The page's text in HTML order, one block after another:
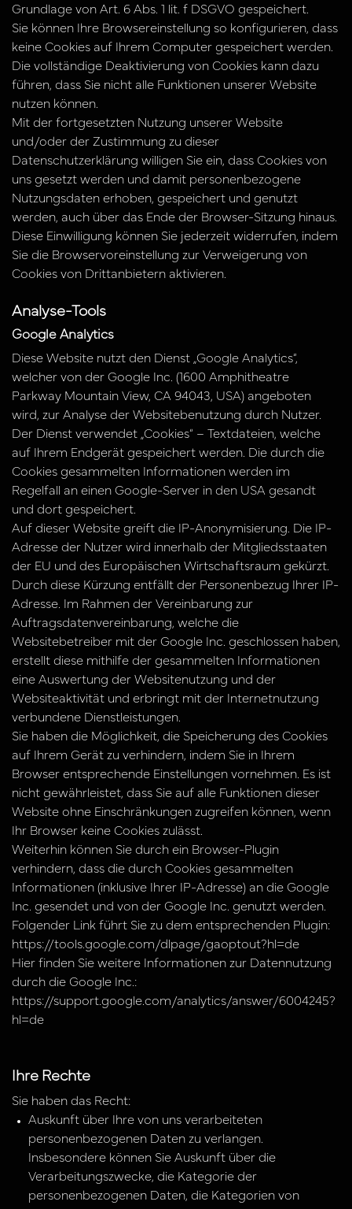
Grundlage von Art. 6 Abs. 1 lit. f DSGVO gespeichert.
Sie können Ihre Browsereinstellung so konfigurieren, dass
keine Cookies auf Ihrem Computer gespeichert werden.
Die vollständige Deaktivierung von Cookies kann dazu
führen, dass Sie nicht alle Funktionen unserer Website
nutzen können.
Mit der fortgesetzten Nutzung unserer Website
und/oder der Zustimmung zu dieser
Datenschutzerklärung willigen Sie ein, dass Cookies von
uns gesetzt werden und damit personenbezogene
Nutzungsdaten erhoben, gespeichert und genutzt
werden, auch über das Ende der Browser-Sitzung hinaus.
Diese Einwilligung können Sie jederzeit widerrufen, indem
Sie die Browservoreinstellung zur Verweigerung von
Cookies von Drittanbietern aktivieren.
Analyse-Tools
Google Analytics
Diese Website nutzt den Dienst „Google Analytics“,
welcher von der Google Inc. (1600 Amphitheatre
Parkway Mountain View, CA 94043, USA) angeboten
wird, zur Analyse der Websitebenutzung durch Nutzer.
Der Dienst verwendet „Cookies“ – Textdateien, welche
auf Ihrem Endgerät gespeichert werden. Die durch die
Cookies gesammelten Informationen werden im
Regelfall an einen Google-Server in den USA gesandt
und dort gespeichert.
Auf dieser Website greift die IP-Anonymisierung. Die IP-
Adresse der Nutzer wird innerhalb der Mitgliedsstaaten
der EU und des Europäischen Wirtschaftsraum gekürzt.
Durch diese Kürzung entfällt der Personenbezug Ihrer IP-
Adresse. Im Rahmen der Vereinbarung zur
Auftragsdatenvereinbarung, welche die
Websitebetreiber mit der Google Inc. geschlossen haben,
erstellt diese mithilfe der gesammelten Informationen
eine Auswertung der Websitenutzung und der
Websiteaktivität und erbringt mit der Internetnutzung
verbundene Dienstleistungen.
Sie haben die Möglichkeit, die Speicherung des Cookies
auf Ihrem Gerät zu verhindern, indem Sie in Ihrem
Browser entsprechende Einstellungen vornehmen. Es ist
nicht gewährleistet, dass Sie auf alle Funktionen dieser
Website ohne Einschränkungen zugreifen können, wenn
Ihr Browser keine Cookies zulässt.
Weiterhin können Sie durch ein Browser-Plugin
verhindern, dass die durch Cookies gesammelten
Informationen (inklusive Ihrer IP-Adresse) an die Google
Inc. gesendet und von der Google Inc. genutzt werden.
Folgender Link führt Sie zu dem entsprechenden Plugin:
https://tools.google.com/dlpage/gaoptout?hl=de
Hier finden Sie weitere Informationen zur Datennutzung
durch die Google Inc.:
https://support.google.com/analytics/answer/6004245?
hl=de
Ihre Rechte
Sie haben das Recht:
Auskunft über Ihre von uns verarbeiteten
personenbezogenen Daten zu verlangen.
Insbesondere können Sie Auskunft über die
Verarbeitungszwecke, die Kategorie der
personenbezogenen Daten, die Kategorien von